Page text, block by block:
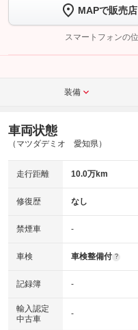
トーク画面で
ボタン
完了してください。
MAPで販売
スマートフォンの
装備
車両状態
（マツダデミオ 愛知県）
走行距離 10.0万km
修復歴 なし
禁煙車 -
車検 車検整備付 ?
記録簿 -
輸入認定
中古車
-